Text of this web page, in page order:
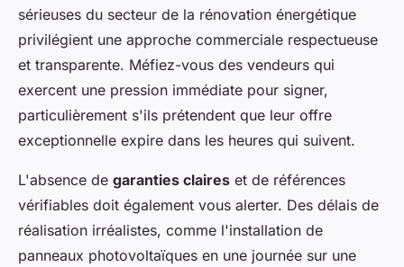
sérieuses du secteur de la rénovation énergétique
privilégient une approche commerciale respectueuse
et transparente. Méfiez-vous des vendeurs qui
exercent une pression immédiate pour signer,
particulièrement s'ils prétendent que leur offre
exceptionnelle expire dans les heures qui suivent.
L'absence de garanties claires et de références
vérifiables doit également vous alerter. Des délais de
réalisation irréalistes, comme l'installation de
panneaux photovoltaïques en une journée sur une